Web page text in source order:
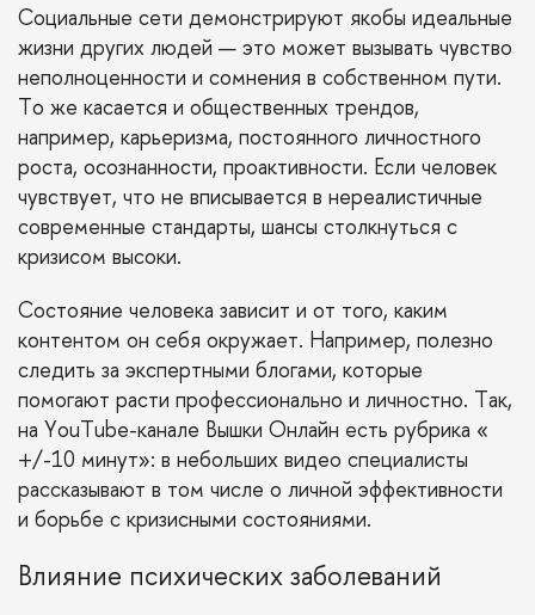
Социальные сети демонстрируют якобы идеальные
жизни других людей — это может вызывать чувство
неполноценности и сомнения в собственном пути.
То же касается и общественных трендов,
например, карьеризма, постоянного личностного
роста, осознанности, проактивности. Если человек
чувствует, что не вписывается в нереалистичные
современные стандарты, шансы столкнуться с
кризисом высоки.
Состояние человека зависит и от того, каким
контентом он себя окружает. Например, полезно
следить за экспертными блогами, которые
помогают расти профессионально и личностно. Так,
на YouTube-канале Вышки Онлайн есть рубрика «
+/-10 минут»: в небольших видео специалисты
рассказывают в том числе о личной эффективности
и борьбе с кризисными состояниями.
Влияние психических заболеваний